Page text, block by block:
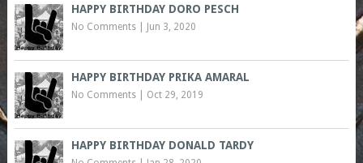
HAPPY BIRTHDAY DORO PESCH
No Comments| Jun 3, 2020
HAPPY BIRTHDAY PRIKA AMARAL
No Comments| Oct 29, 2019
HAPPY BIRTHDAY DONALD TARDY